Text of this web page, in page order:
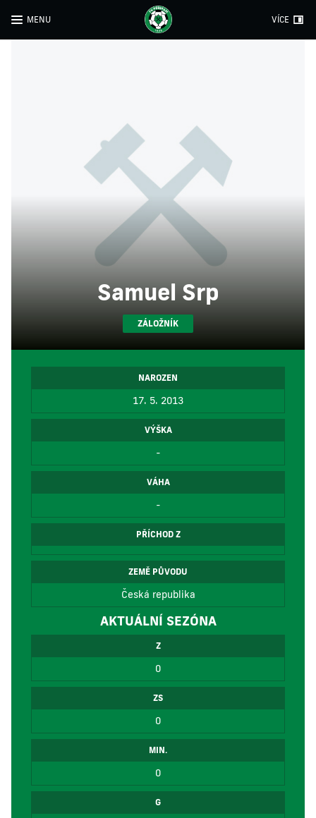
MENU VÍCE
Samuel Srp
ZÁLOŽNÍK
NAROZEN
17. 5. 2013
VÝŠKA
-
VÁHA
-
PŘÍCHOD Z
ZEMĚ PŮVODU
Česká republika
AKTUÁLNÍ SEZÓNA
Z
0
ZS
0
MIN.
0
G